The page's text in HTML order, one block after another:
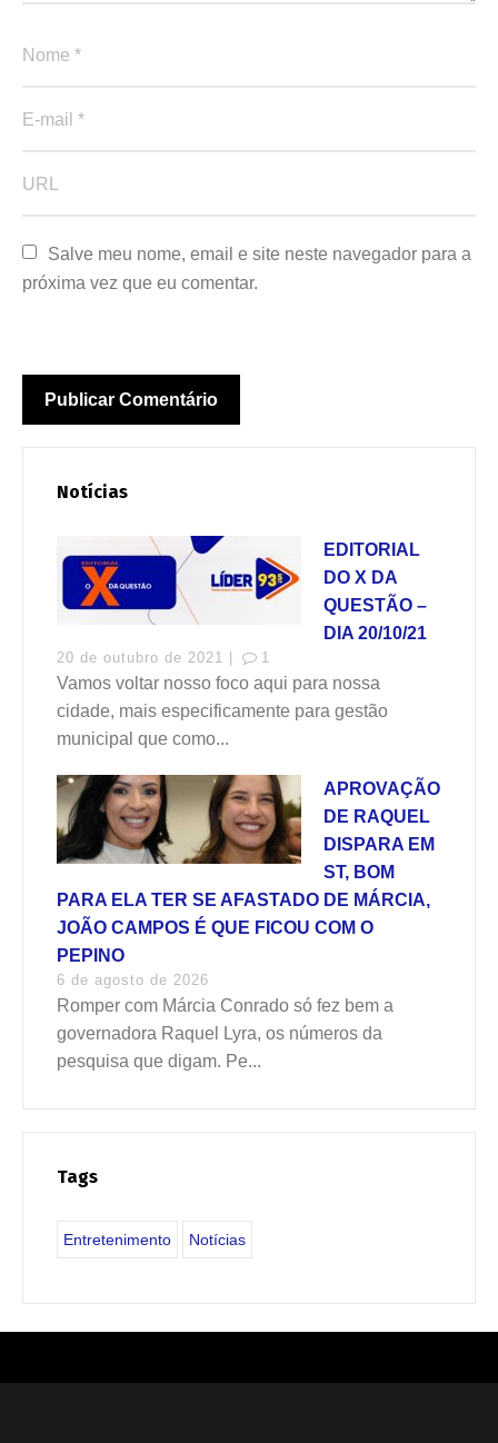
Salve meu nome, email e site neste navegador para a
próxima vez que eu comentar.
Notícias
EDITORIAL
DO X DA
QUESTÃO –
DIA 20/10/21
20 de outubro de 2021 | 1
Vamos voltar nosso foco aqui para nossa
cidade, mais especificamente para gestão
municipal que como...
APROVAÇÃO
DE RAQUEL
DISPARA EM
ST, BOM
PARA ELA TER SE AFASTADO DE MÁRCIA,
JOÃO CAMPOS É QUE FICOU COM O
PEPINO
6 de agosto de 2026
Romper com Márcia Conrado só fez bem a
governadora Raquel Lyra, os números da
pesquisa que digam. Pe...
Tags
Entretenimento Notícias